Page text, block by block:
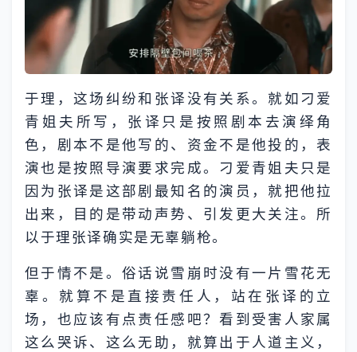
于理，这场纠纷和张译没有关系。就如刁爱
青姐夫所写，张译只是按照剧本去演绎角
色，剧本不是他写的、资金不是他投的，表
演也是按照导演要求完成。刁爱青姐夫只是
因为张译是这部剧最知名的演员，就把他拉
出来，目的是带动声势、引发更大关注。所
以于理张译确实是无辜躺枪。
但于情不是。俗话说雪崩时没有一片雪花无
辜。就算不是直接责任人，站在张译的立
场，也应该有点责任感吧？看到受害人家属
这么哭诉、这么无助，就算出于人道主义，